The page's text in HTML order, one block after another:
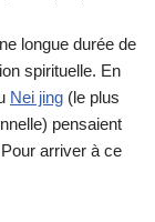
longue durée de
spirituelle. En
Nei jing (le plus
pensaient
arriver à ce